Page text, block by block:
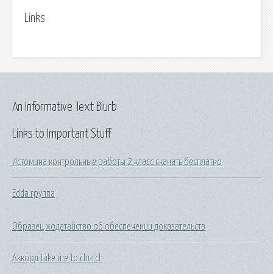
Links
Links to Important Stuff
Истомина контрольные работы 2 класс скачать бесплатно
Edda группа
Образец ходатайство об обеспечении доказательств
Аккорд take me to church
An Informative Text Blurb